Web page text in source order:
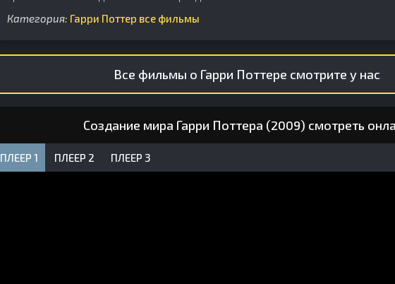
Категория: Гарри Поттер все фильмы
Все фильмы о Гарри Поттере смотрите у нас
Создание мира Гарри Поттера (2009) смотреть
ПЛЕЕР 1 ПЛЕЕР 2 ПЛЕЕР 3